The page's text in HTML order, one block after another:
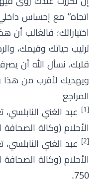
اتجاه” مع إحساس
اختياراتك؛ فالغالب أن
ترتيب حياتك وقيمك،
قلبك، نسأل الله أن
ويهديك لأقرب من هذا
المراجع
[1]
عبد الغني
الأحلام (وكالة الصحافة
[2]
عبد الغني
750.